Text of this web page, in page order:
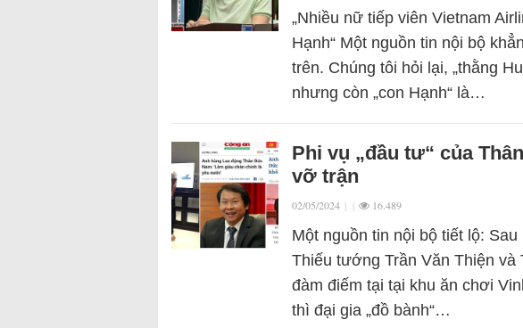
„Nhiều nữ tiếp viên Vietnam
Hạnh“ Một nguồn tin nội bộ
trên. Chúng tôi hỏi lại, „thằng
nhưng còn „con Hạnh“ là…
Phi vụ „đầu tư“ của
vỡ trận
02/05/2024 | | 16.489
Một nguồn tin nội bộ tiết lộ:
Thiếu tướng Trần Văn Thiện
đàm điếm tại tại khu ăn chơi
thì đại gia „đồ bành“…